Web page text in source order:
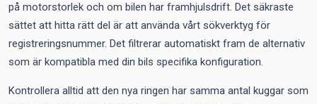
på motorstorlek och om bilen har framhjulsdrift. Det säkraste
sättet att hitta rätt del är att använda vårt sökverktyg för
registreringsnummer. Det filtrerar automatiskt fram de alternativ
som är kompatibla med din bils specifika konfiguration.
Kontrollera alltid att den nya ringen har samma antal kuggar som